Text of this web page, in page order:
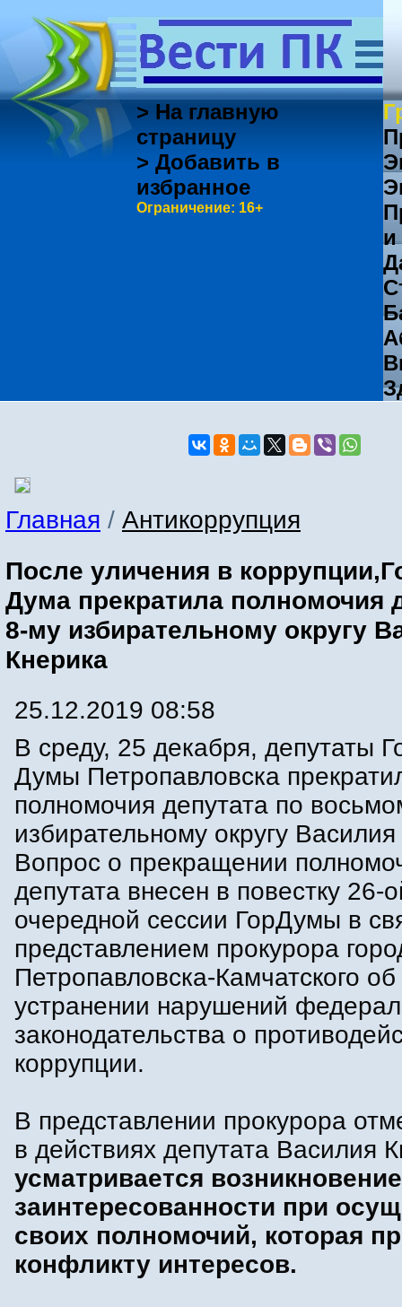
> На главную
страницу
> Добавить в
избранное
Ограничение: 16+
Главная / Антикоррупция
После уличения в
Дума прекратила полномочия
8-му избирательному округу
Кнерика
25.12.2019 08:58
В среду, 25 декабря, депутаты
Думы Петропавловска
полномочия депутата по
избирательному округу
Вопрос о прекращении
депутата внесен в повестку 26-
очередной сессии ГорДумы в
представлением прокурора
Петропавловска-Камчатского об
устранении нарушений
законодательства о
коррупции.
В представлении прокурора
в действиях депутата Василия
усматривается
заинтересованности при
своих полномочий, которая
конфликту интересов.